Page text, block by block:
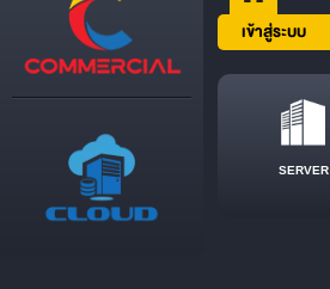
เข้าสู่ระบบ
SERVER